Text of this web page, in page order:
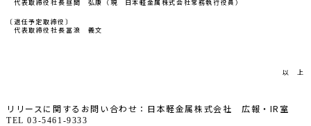
代表取締役社長昼間 弘康 （現 日本軽金属株式会社常務執行役員）
〔退任予定取締役〕
代表取締役社長 冨浪 義文
以 上
リリースに関するお問い合わせ：日本軽金属株式会社 広報・ IR 室
TEL 03-5461-9333